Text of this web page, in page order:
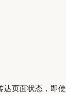
页面状态，即使